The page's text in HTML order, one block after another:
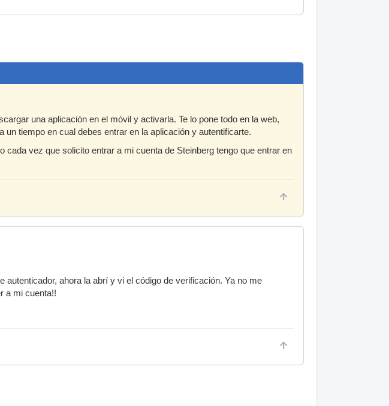
una aplicación en el móvil y activarla. Te lo pone todo en la web,
tiempo en cual debes entrar en la aplicación y autentificarte.
vez que solicito entrar a mi cuenta de Steinberg tengo que entrar en
ahora la abrí y vi el código de verificación. Ya no me
a mi cuenta!!